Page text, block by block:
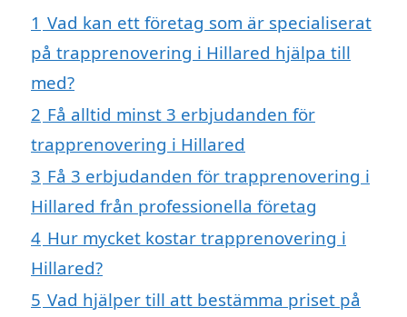
1 Vad kan ett företag som är specialiserat
på trapprenovering i Hillared hjälpa till
med?
2 Få alltid minst 3 erbjudanden för
trapprenovering i Hillared
3 Få 3 erbjudanden för trapprenovering i
Hillared från professionella företag
4 Hur mycket kostar trapprenovering i
Hillared?
5 Vad hjälper till att bestämma priset på